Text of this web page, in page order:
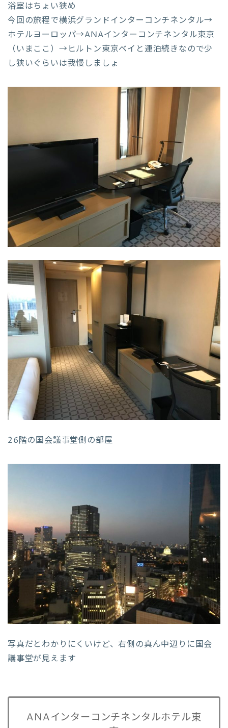
浴室はちょい狭め
今回の旅程で横浜グランドインターコンチネンタル→
ホテルヨーロッパ→ANAインターコンチネンタル東京
（いまここ）→ヒルトン東京ベイと連泊続きなので少
し狭いぐらいは我慢しましょ
26階の国会議事堂側の部屋
写真だとわかりにくいけど、右側の真ん中辺りに国会
議事堂が見えます
ANAインターコンチネンタルホテル東